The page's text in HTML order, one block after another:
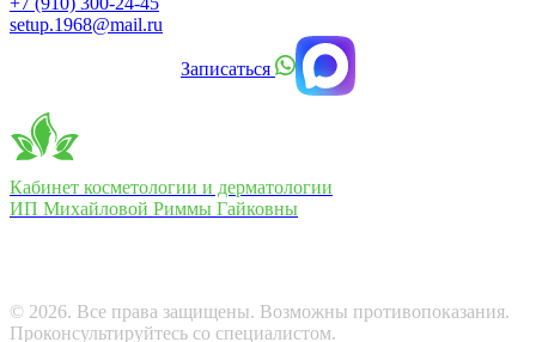
setup.1968@mail.ru
Записаться
Кабинет косметологии и дерматологии
ИП Михайловой Риммы Гайковны
© 2026. Все права защищены. Возможны противопоказания.
Проконсультируйтесь со специалистом.